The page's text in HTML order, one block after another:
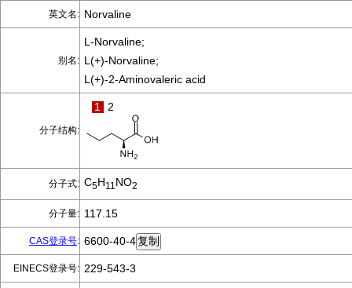
英文名: Norvaline
别名:
L-Norvaline;
L(+)-Norvaline;
L(+)-2-Aminovaleric acid
分子结构:
1 2
分子式: C5H11 NO2
分子量: 117.15
CAS登录号: 6600-40-4
EINECS登录号: 229-543-3